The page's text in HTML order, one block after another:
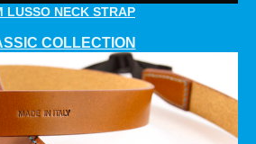
LUSSO NECK STRAP
COLLECTION